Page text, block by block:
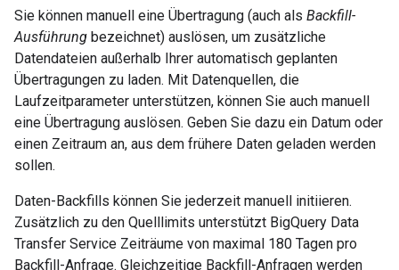
Sie können manuell eine Übertragung (auch als Backfill-
Ausführung bezeichnet) auslösen, um zusätzliche
Datendateien außerhalb Ihrer automatisch geplanten
Übertragungen zu laden. Mit Datenquellen, die
Laufzeitparameter unterstützen, können Sie auch manuell
eine Übertragung auslösen. Geben Sie dazu ein Datum oder
einen Zeitraum an, aus dem frühere Daten geladen werden
sollen.
Daten-Backfills können Sie jederzeit manuell initiieren.
Zusätzlich zu den Quelllimits unterstützt BigQuery Data
Transfer Service Zeiträume von maximal 180 Tagen pro
Backfill-Anfrage. Gleichzeitige Backfill-Anfragen werden